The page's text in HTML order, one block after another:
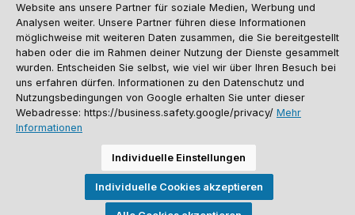
Kundenservice
Informationen
Social Media und Kontakt
Versandinformationen
Batterieentsorgung
Warenrücksendung Sporthund Katalog
Alle Preise inkl. gesetzl. Mehrwertsteuer zzgl.Versandkosten
anders angegeben. Preise vor dem Login werden in Euro (DE) angezeigt.
Streichpreise = UVP-Preise. Abbildungen ähnlich. Änderungen
vorbehalten.
Website ans unsere Partner für soziale Medien, Werbung und
Analysen weiter. Unsere Partner führen diese Informationen
möglichweise mit weiteren Daten zusammen, die Sie bereitgestellt
haben oder die im Rahmen deiner Nutzung der Dienste gesammelt
wurden. Entscheiden Sie selbst, wie viel wir über Ihren Besuch bei
uns erfahren dürfen. Informationen zu den Datenschutz und
Nutzungsbedingungen von Google erhalten Sie unter dieser
Webadresse: https://business.safety.google/privacy/ Mehr
Informationen
Individuelle Einstellungen
Individuelle Cookies akzeptieren